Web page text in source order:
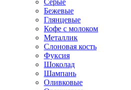
Бежевые
Глянцевые
Кофе с молоком
Металлик
Слоновая кость
Фуксия
Шоколад
Шампань
Оливковые